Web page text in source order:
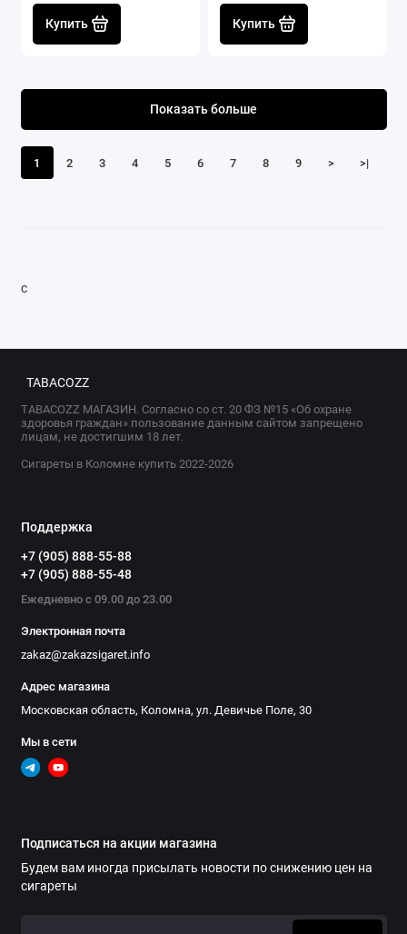
Купить Купить
1 2 3 4 5 6 7 8 9 > >|
Показать больше
с
TABACOZZ
TABACOZZ МАГАЗИН. Согласно со ст. 20 ФЗ №15 «Об охране
здоровья граждан» пользование данным сайтом запрещено
лицам, не достигшим 18 лет.
Сигареты в Коломне купить 2022-2026
Поддержка
+7 (905) 888-55-88
+7 (905) 888-55-48
Ежедневно с 09.00 до 23.00
Электронная почта
zakaz@zakazsigaret.info
Адрес магазина
Московская область, Коломна, ул. Девичье Поле, 30
Мы в сети
Подписаться на акции магазина
Будем вам иногда присылать новости по снижению цен на
сигареты